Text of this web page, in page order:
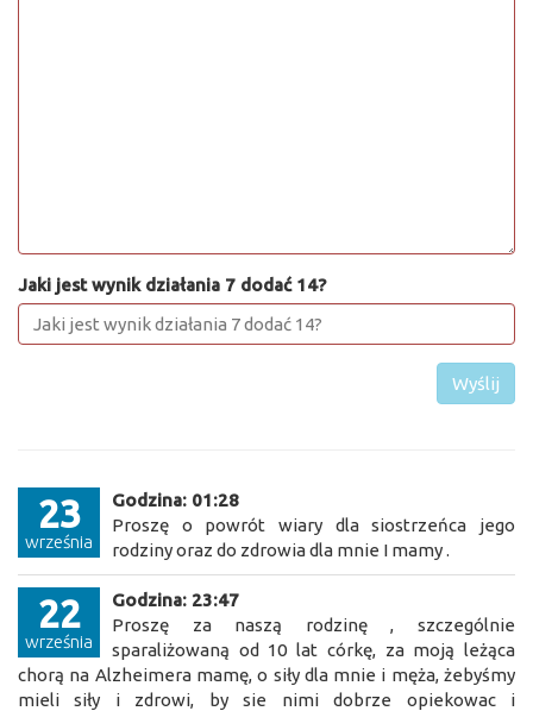
Jaki jest wynik działania 7 dodać 14?
Wyślij
23
września
Godzina: 01:28
Proszę o powrót wiary dla siostrzeńca jego
rodziny oraz do zdrowia dla mnie I mamy .
22
września
Godzina: 23:47
Proszę za naszą rodzinę , szczególnie
sparaliżowaną od 10 lat córkę, za moją leżąca
chorą na Alzheimera mamę, o siły dla mnie i męża, żebyśmy
mieli siły i zdrowi, by sie nimi dobrze opiekowac i